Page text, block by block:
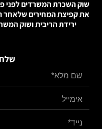
את קפיצת המחירים שלאחר
ירידת הריבית ושוק